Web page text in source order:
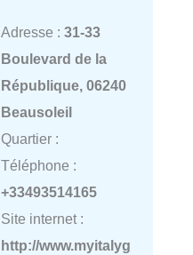
Adresse : 31-33
Boulevard de la
République, 06240
Beausoleil
Quartier :
Téléphone :
+33493514165
Site internet :
http://www.myitalyg